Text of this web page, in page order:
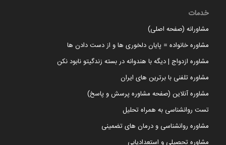
خدمات
مشاورانه (صفحه اصلی)
مشاوره خانواده = پایان دلخوری ها و از دست دادن ها
مشاوره ازدواج | دیگه با هندوانه در بسته زندگیتو نابود نکن
مشاوره تلفنی با برترین های ایران
مشاوره آنلاین (صفحه مشاوره پرسش و پاسخ)
تست روانشناسی به همراه تحلیل
مشاوره روانشناسی و درمان های تضمینی
مشاوره تحصیلی و استعدادیابی